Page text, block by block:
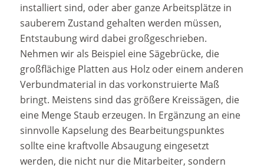
installiert sind, oder aber ganze Arbeitsplätze in
sauberem Zustand gehalten werden müssen,
Entstaubung wird dabei großgeschrieben.
Nehmen wir als Beispiel eine Sägebrücke, die
großflächige Platten aus Holz oder einem anderen
Verbundmaterial in das vorkonstruierte Maß
bringt. Meistens sind das größere Kreissägen, die
eine Menge Staub erzeugen. In Ergänzung an eine
sinnvolle Kapselung des Bearbeitungspunktes
sollte eine kraftvolle Absaugung eingesetzt
werden, die nicht nur die Mitarbeiter, sondern